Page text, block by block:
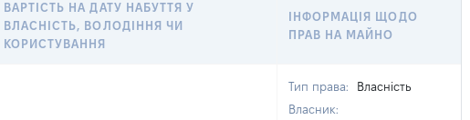
ВАРТІСТЬ НА ДАТУ НАБУТТЯ У
ВЛАСНІСТЬ, ВОЛОДІННЯ ЧИ
КОРИСТУВАННЯ
ІНФОРМАЦІЯ ЩОДО
ПРАВ НА МАЙНО
Тип права:
Власність
Власник: